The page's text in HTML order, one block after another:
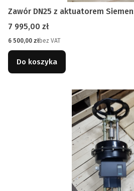
Zawór DN25 z aktuatorem
Cena
7 995,00 zł
Cena
6 500,00 złbez VAT
Do koszyka